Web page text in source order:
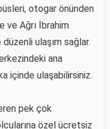
otogar önünden
ve Ağrı İbrahim
ulaşım sağlar.
ana
içinde ulaşabilirsiniz.
pek çok
özel ücretsiz